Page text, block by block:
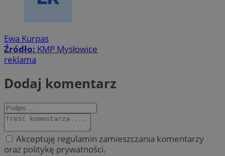
Ewa Kurpas
Źródło: KMP Mysłowice
reklama
Dodaj komentarz
Akceptuję regulamin zamieszczania komentarzy
oraz politykę prywatności.